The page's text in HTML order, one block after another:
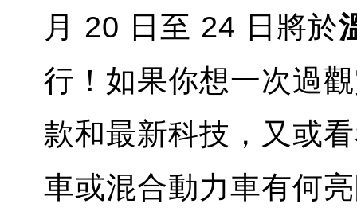
月 20 日至 24 日將於
行！如果你想一次過
款和最新科技，又或
車或混合動力車有何